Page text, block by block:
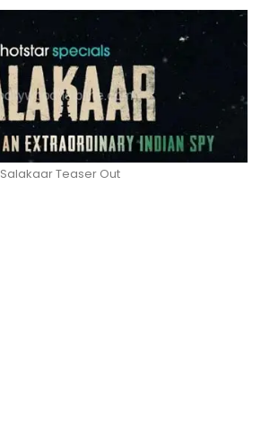
Salakaar Teaser Out